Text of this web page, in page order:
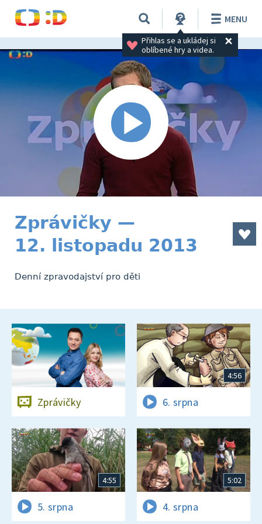
Přihlas se a ukládej si
oblíbené hry a videa.
MENU
Zprávičky —
12. listopadu 2013
Denní zpravodajství pro děti
Zprávičky
4:56
6. srpna
4:55
5. srpna
5:02
4. srpna